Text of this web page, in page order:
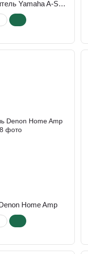
Интегральный усилитель Yamaha A-S501
Home Amp